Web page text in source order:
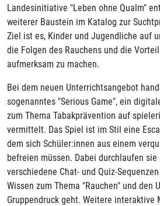
Landesinitiative "Leben ohne Qualm"
weiterer Baustein im Katalog zur
Ziel ist es, Kinder und Jugendliche auf
die Folgen des Rauchens und die
aufmerksam zu machen.
Bei dem neuen Unterrichtsangebot
sogenanntes "Serious Game", ein
zum Thema Tabakprävention auf
vermittelt. Das Spiel ist im Stil eine
dem sich Schüler:innen aus einem
befreien müssen. Dabei durchlaufen
verschiedene Chat- und Quiz-
Wissen zum Thema "Rauchen" und den
Gruppendruck geht. Weitere interaktive